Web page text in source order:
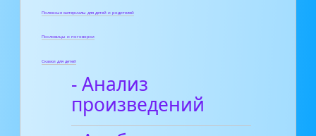
Полезные материалы для детей и родителей
Пословицы и поговорки
Сказки для детей
- Анализ
произведений